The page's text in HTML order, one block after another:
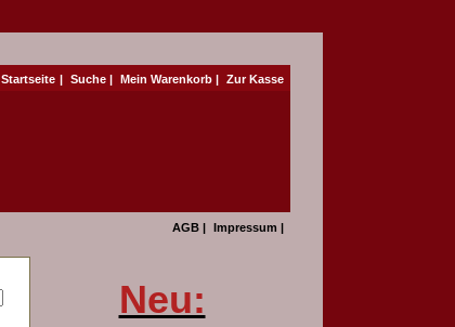
Startseite | Suche | Mein Warenkorb | Zur Kasse
AGB | Impressum |
Neu: